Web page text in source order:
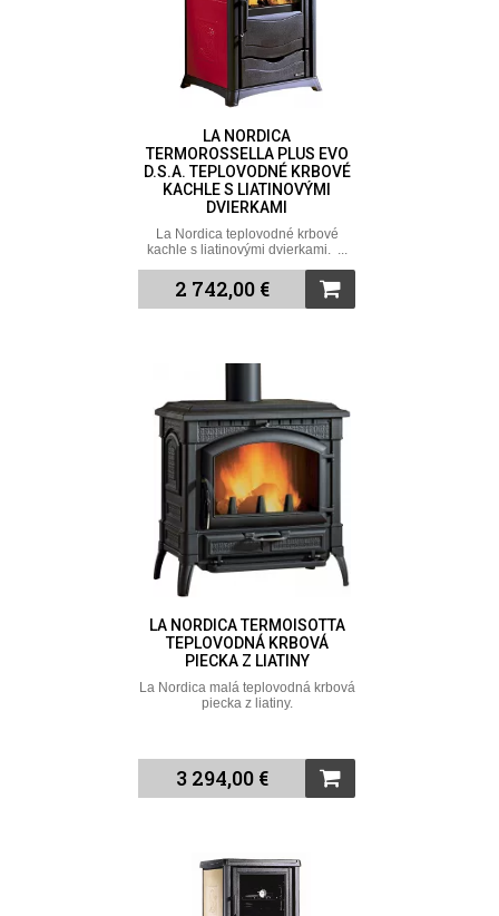
LA NORDICA
TERMOROSSELLA PLUS EVO
D.S.A. TEPLOVODNÉ KRBOVÉ
KACHLE S LIATINOVÝMI
DVIERKAMI
La Nordica teplovodné krbové
kachle s liatinovými dvierkami. ...
2 742,00 €
LA NORDICA TERMOISOTTA
TEPLOVODNÁ KRBOVÁ
PIECKA Z LIATINY
La Nordica malá teplovodná krbová
piecka z liatiny.
3 294,00 €